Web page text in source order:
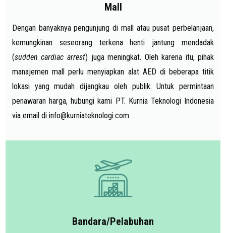
Mall
Dengan banyaknya pengunjung di mall atau pusat perbelanjaan,
kemungkinan seseorang terkena henti jantung mendadak
(sudden cardiac arrest) juga meningkat. Oleh karena itu, pihak
manajemen mall perlu menyiapkan alat AED di beberapa titik
lokasi yang mudah dijangkau oleh publik. Untuk permintaan
penawaran harga, hubungi kami PT. Kurnia Teknologi Indonesia
via email di info@kurniateknologi.com
Bandara/Pelabuhan